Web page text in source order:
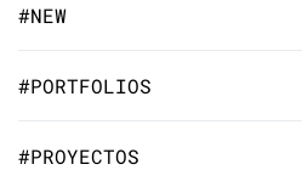
#NEW
#PORTFOLIOS
#PROYECTOS